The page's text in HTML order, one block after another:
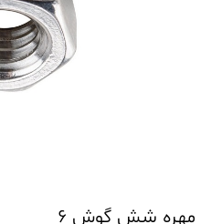
مهره شش گوش ۶